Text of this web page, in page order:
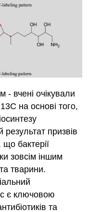
вчені очікували
на основі того,
результат призвів
бактерії
зовсім іншим
тварини.
є ключовою
та